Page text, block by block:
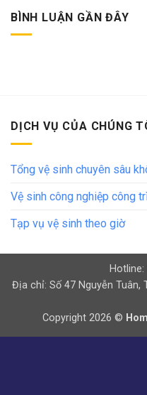
BÌNH LUẬN GẦN ĐÂY
DỊCH VỤ CỦA CHÚNG
Tổng vệ sinh chuyên sâu
Vệ sinh công nghiệp công
Tạp vụ vệ sinh theo giờ
Hotline:
Địa chỉ: Số 47 Nguyễn Tuân,
Copyright 2026 ©